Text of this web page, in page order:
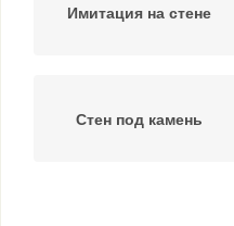
Имитация на стене
Стен под камень